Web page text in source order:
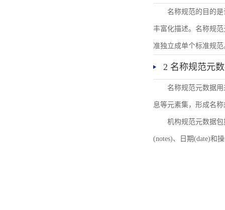
名称规范的目的
丰富化描述。名称规
准独立成单个标准规范
2 名称规范元
名称规范元数据
息等元素集，形成名
机构规范元数据
(notes)、日期(date)和